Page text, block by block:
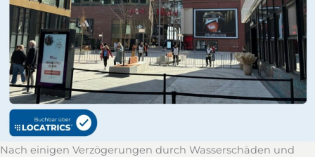
Nach einigen Verzögerungen durch Wasserschäden und